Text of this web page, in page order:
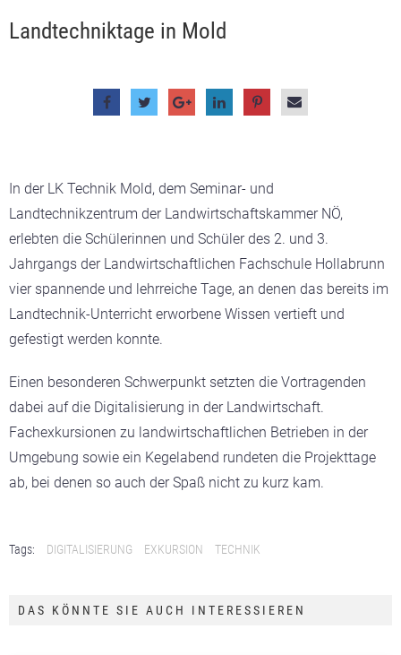
Landtechniktage in Mold
In der LK Technik Mold, dem Seminar- und
Landtechnikzentrum der Landwirtschaftskammer NÖ,
erlebten die Schülerinnen und Schüler des 2. und 3.
Jahrgangs der Landwirtschaftlichen Fachschule Hollabrunn
vier spannende und lehrreiche Tage, an denen das bereits im
Landtechnik-Unterricht erworbene Wissen vertieft und
gefestigt werden konnte.
Einen besonderen Schwerpunkt setzten die Vortragenden
dabei auf die Digitalisierung in der Landwirtschaft.
Fachexkursionen zu landwirtschaftlichen Betrieben in der
Umgebung sowie ein Kegelabend rundeten die Projekttage
ab, bei denen so auch der Spaß nicht zu kurz kam.
Tags: DIGITALISIERUNG EXKURSION TECHNIK
DAS KÖNNTE SIE AUCH INTERESSIEREN